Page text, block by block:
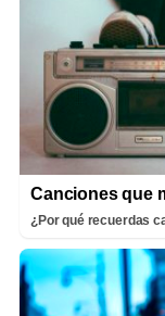
Canciones que
¿Por qué recuerdas